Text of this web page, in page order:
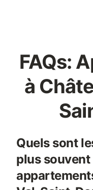
FAQs:
à
Quels sont
plus